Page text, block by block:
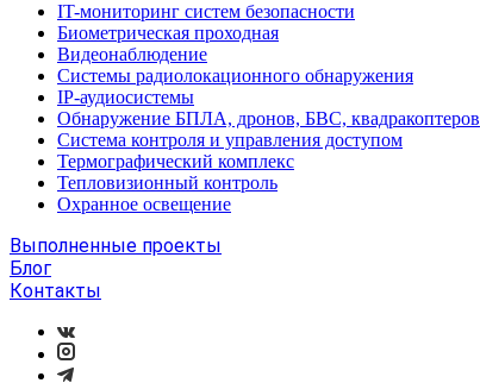
IT-мониторинг систем безопасности
Биометрическая проходная
Видеонаблюдение
Системы радиолокационного обнаружения
IP-аудиосистемы
Обнаружение БПЛА, дронов, БВС, квадракоптеров
Система контроля и управления доступом
Термографический комплекс
Тепловизионный контроль
Охранное освещение
Выполненные проекты
Блог
Контакты